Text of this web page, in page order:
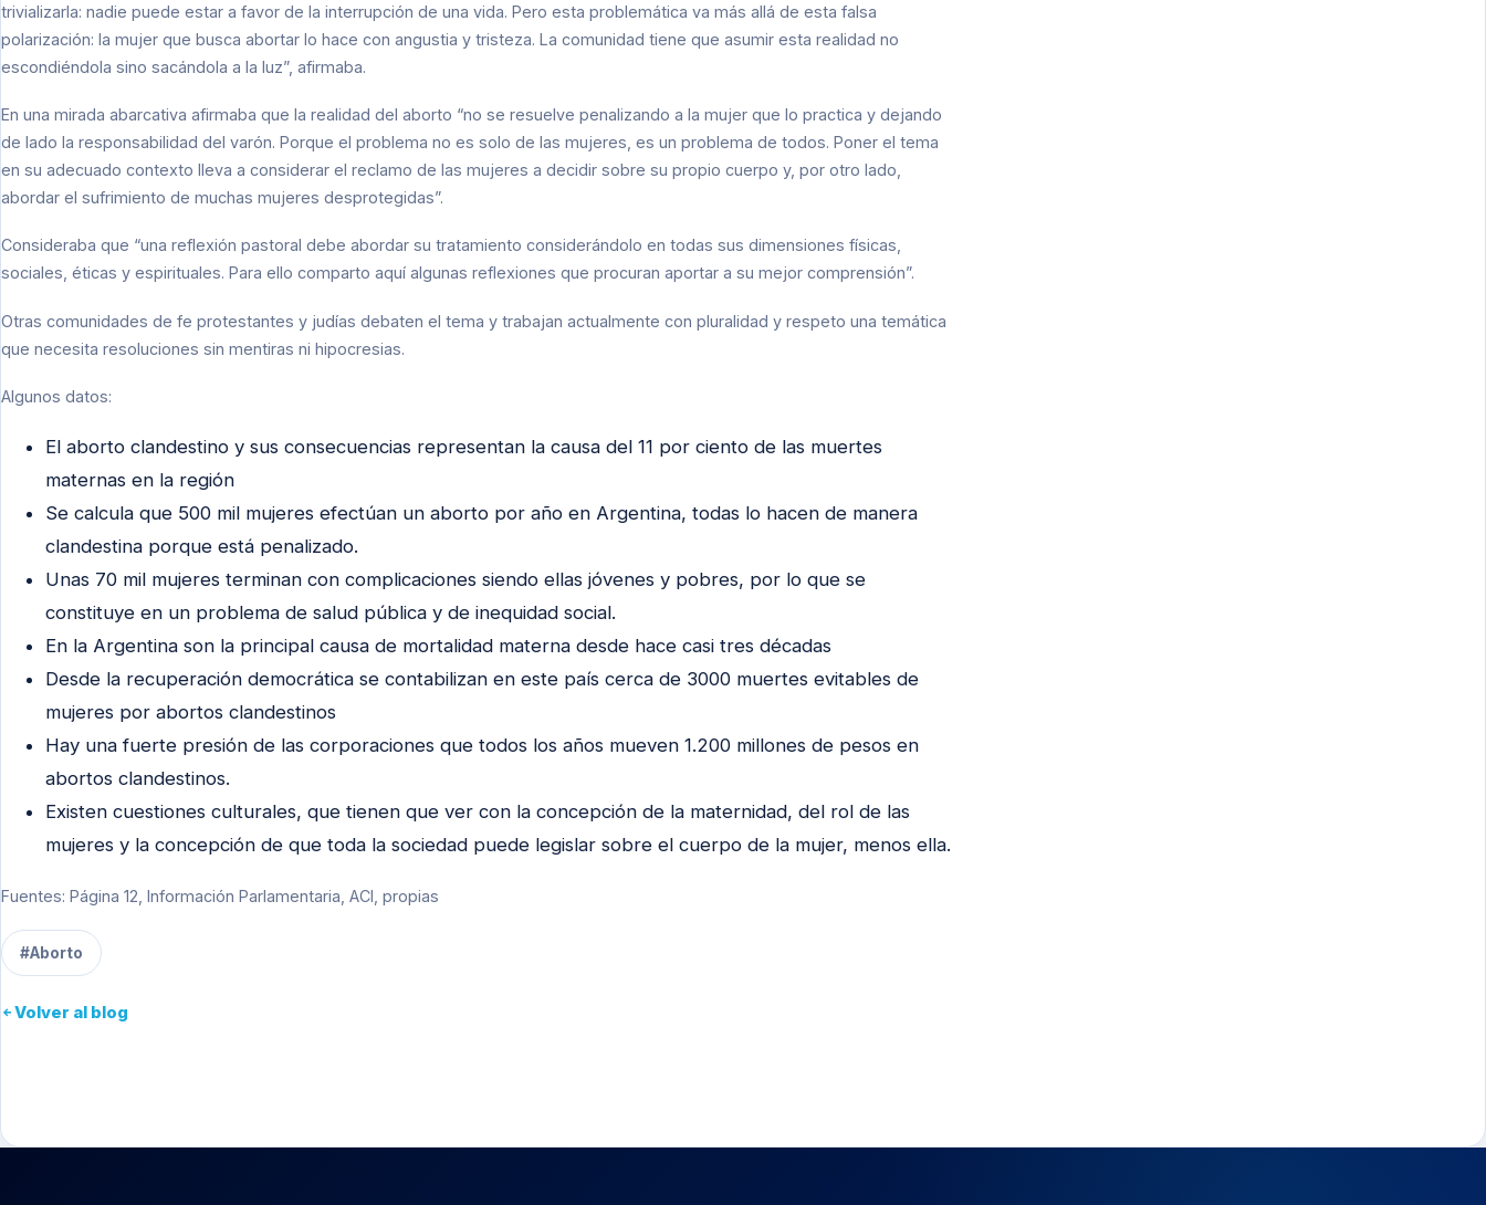
trivializarla: nadie puede estar a favor de la interrupción de una vida. Pero esta problemática va más allá de esta falsa
polarización: la mujer que busca abortar lo hace con angustia y tristeza. La comunidad tiene que asumir esta realidad no
escondiéndola sino sacándola a la luz”, afirmaba.
En una mirada abarcativa afirmaba que la realidad del aborto “no se resuelve penalizando a la mujer que lo practica y dejando
de lado la responsabilidad del varón. Porque el problema no es solo de las mujeres, es un problema de todos. Poner el tema
en su adecuado contexto lleva a considerar el reclamo de las mujeres a decidir sobre su propio cuerpo y, por otro lado,
abordar el sufrimiento de muchas mujeres desprotegidas”.
Consideraba que “una reflexión pastoral debe abordar su tratamiento considerándolo en todas sus dimensiones físicas,
sociales, éticas y espirituales. Para ello comparto aquí algunas reflexiones que procuran aportar a su mejor comprensión”.
Otras comunidades de fe protestantes y judías debaten el tema y trabajan actualmente con pluralidad y respeto una temática
que necesita resoluciones sin mentiras ni hipocresias.
Algunos datos:
El aborto clandestino y sus consecuencias representan la causa del 11 por ciento de las muertes
maternas en la región
Se calcula que 500 mil mujeres efectúan un aborto por año en Argentina, todas lo hacen de manera
clandestina porque está penalizado.
Unas 70 mil mujeres terminan con complicaciones siendo ellas jóvenes y pobres, por lo que se
constituye en un problema de salud pública y de inequidad social.
En la Argentina son la principal causa de mortalidad materna desde hace casi tres décadas
Desde la recuperación democrática se contabilizan en este país cerca de 3000 muertes evitables de
mujeres por abortos clandestinos
Hay una fuerte presión de las corporaciones que todos los años mueven 1.200 millones de pesos en
abortos clandestinos.
Existen cuestiones culturales, que tienen que ver con la concepción de la maternidad, del rol de las
mujeres y la concepción de que toda la sociedad puede legislar sobre el cuerpo de la mujer, menos ella.
Fuentes: Página 12, Información Parlamentaria, ACI, propias
#Aborto
Volver al blog